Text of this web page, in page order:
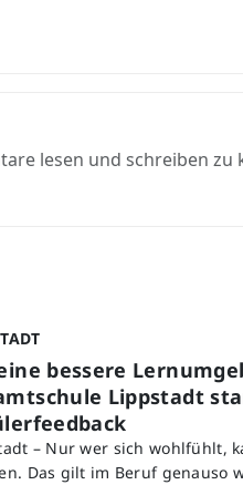
lesen und schreiben zu
bessere
Lippstadt
– Nur wer sich wohlfühlt,
Das gilt im Beruf genauso